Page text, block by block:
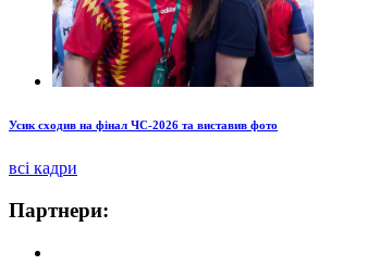
Усик сходив на фінал ЧС-2026 та виставив фото
всі кадри
Партнери: